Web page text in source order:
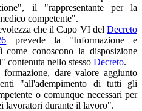
il "rappresentante per la
competente".
che il Capo VI del Decreto
prevede la "Informazione e
conoscono la disposizione
contenuta nello stesso Decreto.
dare valore aggiunto
"all'adempimento di tutti gli
o comunque necessari per
lavoratori durante il lavoro".